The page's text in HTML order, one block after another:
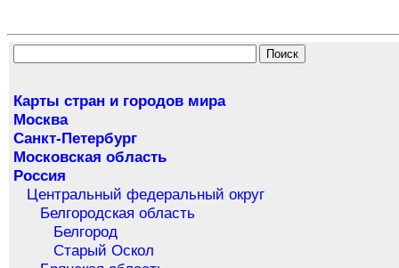
Карты стран и городов мира
Москва
Санкт-Петербург
Московская область
Россия
Центральный федеральный округ
Белгородская область
Белгород
Старый Оскол